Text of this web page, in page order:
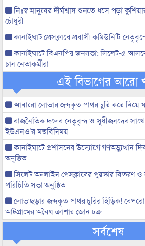
নিঃস্ব মানুষের দীর্ঘশ্বাস শুনতে ধসে পড়া
চৌধুরী
কানাইঘাট প্রেসক্লাবে প্রবাসী কমিউনিটি
কানাইঘাটে বিএনপির জনসভা: সিলেট-৫ আসনে
চান নেতাকর্মীরা
এই বিভাগের আরো
আবারো লোভার জব্দকৃত পাথর চুরি করে নিয়ে
রাজনৈতিক দলের নেতৃবৃন্দ ও সুধীজনদের
ইউএনও’র মতবিনিময়
কানাইঘাটে প্রশাসনের উদ্যোগে গণঅভ্যুত্থান
অনুষ্ঠিত
সিলেট অনলাইন প্রেসক্লাবের পুরস্কার বিতরণ
পরিচিতি সভা অনুষ্ঠিত
লোভাছড়ার জব্দকৃত পাথর চুরির হিড়িক!
আটগ্রামের অবৈধ ক্রাশার জোন চক্র
সর্বশেষ